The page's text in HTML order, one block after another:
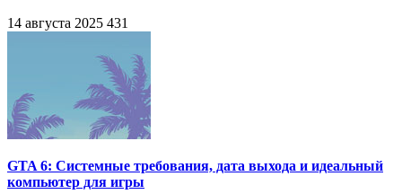
14 августа 2025 431
GTA 6: Системные требования, дата выхода и идеальный
компьютер для игры